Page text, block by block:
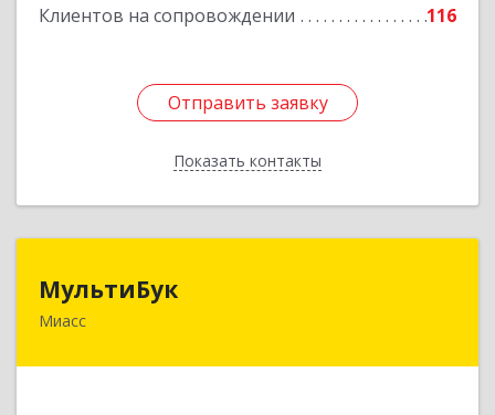
Клиентов на сопровождении 116
Отправить заявку
Показать контакты
Отправить заявку
Назад
МультиБук
Миасс
456318, Челябинская обл, Миасс г, Жуковского